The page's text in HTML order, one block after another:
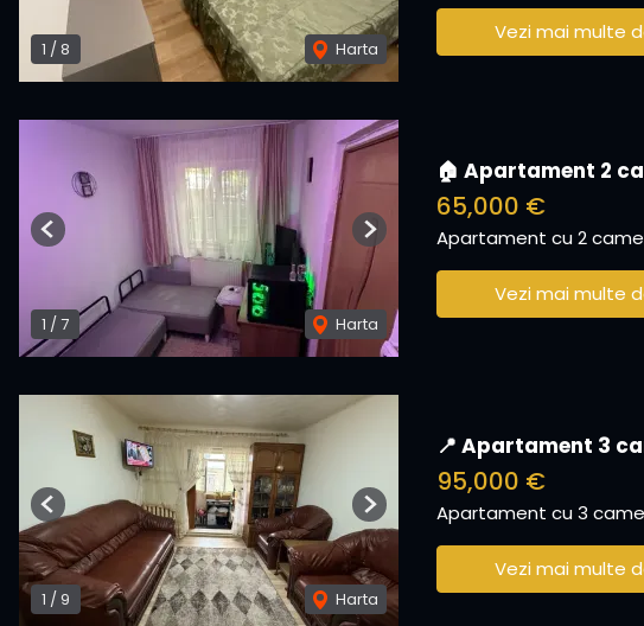
1 /8 Harta
Vezi mai multe
1 /7 Harta
Previous Next
🏠 Apartament 2
65,000 €
Apartament cu 2
Vezi mai multe
1 / 9 Harta
Previous Next
📍 Apartament 3
95,000 €
Apartament cu 3
Vezi mai multe